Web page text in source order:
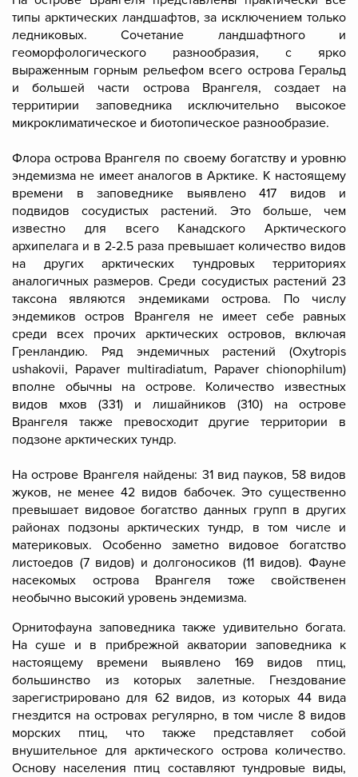
типы арктических ландшафтов, за исключением только
ледниковых. Сочетание ландшафтного и
геоморфологического разнообразия, с ярко
выраженным горным рельефом всего острова Геральд
и большей части острова Врангеля, создает на
территирии заповедника исключительно высокое
микроклиматическое и биотопическое разнообразие.
Флора острова Врангеля по своему богатству и уровню
эндемизма не имеет аналогов в Арктике. К настоящему
времени в заповеднике выявлено 417 видов и
подвидов сосудистых растений. Это больше, чем
известно для всего Канадского Арктического
архипелага и в 2-2.5 раза превышает количество видов
на других арктических тундровых территориях
аналогичных размеров. Среди сосудистых растений 23
таксона являются эндемиками острова. По числу
эндемиков остров Врангеля не имеет себе равных
среди всех прочих арктических островов, включая
Гренландию. Ряд эндемичных растений (Oxytropis
ushakovii, Papaver multiradiatum, Papaver chionophilum)
вполне обычны на острове. Количество известных
видов мхов (331) и лишайников (310) на острове
Врангеля также превосходит другие территории в
подзоне арктических тундр.
На острове Врангеля найдены: 31 вид пауков, 58 видов
жуков, не менее 42 видов бабочек. Это существенно
превышает видовое богатство данных групп в других
районах подзоны арктических тундр, в том числе и
материковых. Особенно заметно видовое богатство
листоедов (7 видов) и долгоносиков (11 видов). Фауне
насекомых острова Врангеля тоже свойственен
необычно высокий уровень эндемизма.
Орнитофауна заповедника также удивительно богата.
На суше и в прибрежной акватории заповедника к
настоящему времени выявлено 169 видов птиц,
большинство из которых залетные. Гнездование
зарегистрировано для 62 видов, из которых 44 вида
гнездится на островах регулярно, в том числе 8 видов
морских птиц, что также представляет собой
внушительное для арктического острова количество.
Основу населения птиц составляют тундровые виды,